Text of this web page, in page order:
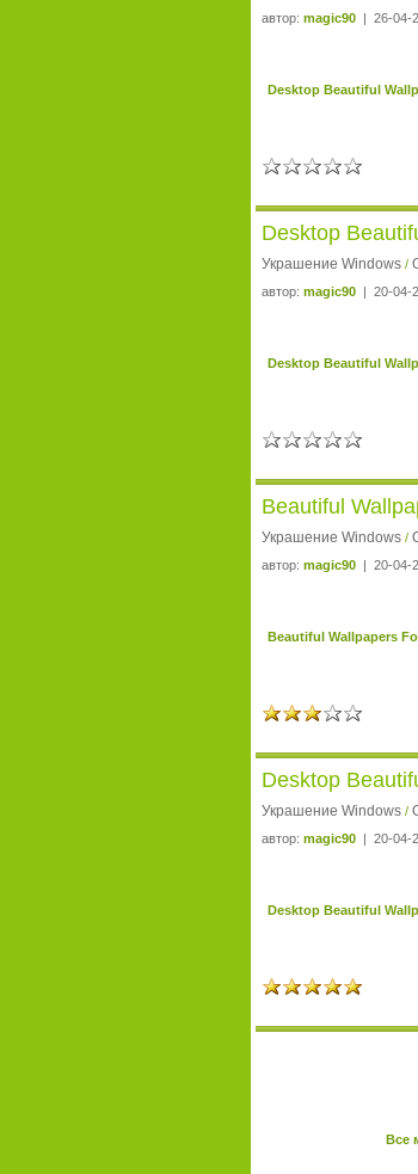
автор: magic90 | 26-04-
Desktop Beautiful
Desktop
Украшение Windows /
автор: magic90 | 20-04-
Desktop Beautiful
Beautiful
Украшение Windows /
автор: magic90 | 20-04-
Beautiful Wallpapers
Desktop
Украшение Windows /
автор: magic90 | 20-04-
Desktop Beautiful
Все